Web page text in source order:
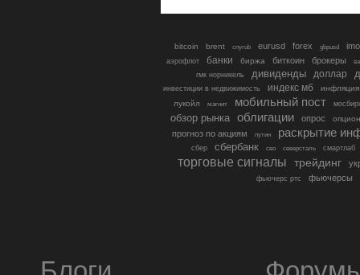
bitcoin brent cnyrub eurusd forex gbpusd
аэрофлот банки биржа биткоин брокеры
гмк норникель
дивиденды доллар
инвестиции в недвижимость индекс мб
инфляция
лукойл
магнит мобильный пост
обзор рынка облигации опрос
прогноз по акциям путин раскрытие
сбер сбербанк сво северсталь смартлаб
торговые сигналы трейдинг
фьючерс ртс фьючерсы